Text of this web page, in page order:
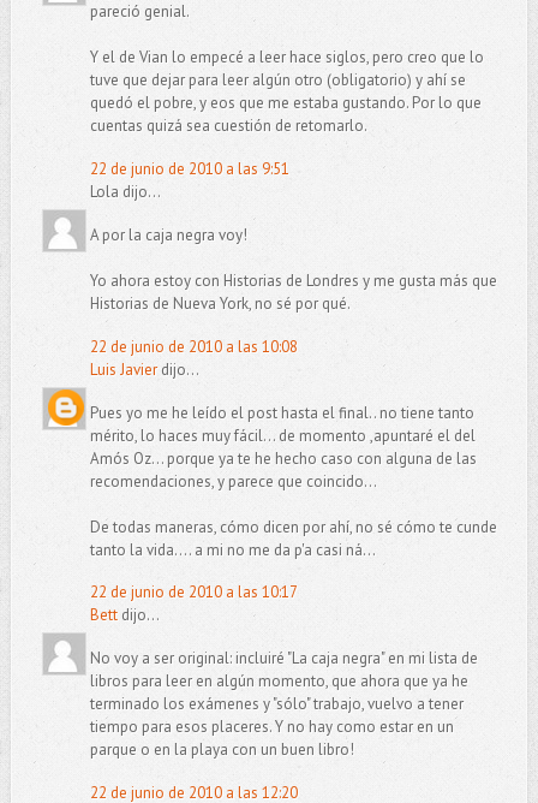
pareció genial.
Y el de Vian lo empecé a leer hace siglos, pero creo que lo
tuve que dejar para leer algún otro (obligatorio) y ahí se
quedó el pobre, y eos que me estaba gustando. Por lo que
cuentas quizá sea cuestión de retomarlo.
22 de junio de 2010 a las 9:51
Lola dijo...
A por la caja negra voy!
Yo ahora estoy con Historias de Londres y me gusta más que
Historias de Nueva York, no sé por qué.
22 de junio de 2010 a las 10:08
Luis Javierdijo...
Pues yo me he leído el post hasta el final.. no tiene tanto
mérito, lo haces muy fácil... de momento ,apuntaré el del
Amós Oz... porque ya te he hecho caso con alguna de las
recomendaciones, y parece que coincido...
De todas maneras, cómo dicen por ahí, no sé cómo te cunde
tanto la vida.... a mi no me da p'a casi ná...
22 de junio de 2010 a las 10:17
Bettdijo...
No voy a ser original: incluiré "La caja negra" en mi lista de
libros para leer en algún momento, que ahora que ya he
terminado los exámenes y "sólo" trabajo, vuelvo a tener
tiempo para esos placeres. Y no hay como estar en un
parque o en la playa con un buen libro!
22 de junio de 2010 a las 12:20